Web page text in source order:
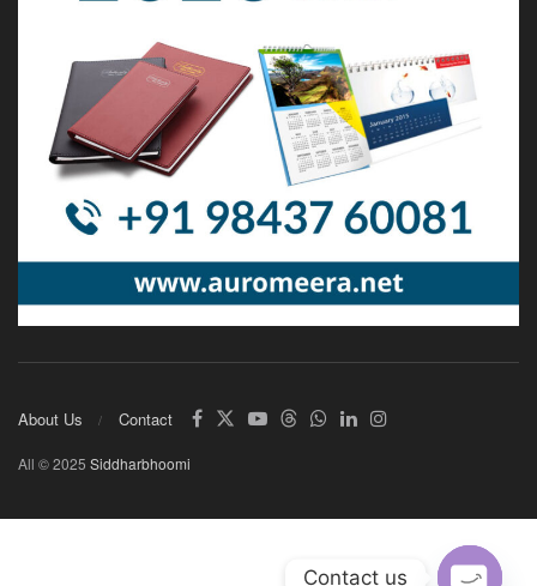
About Us Contact
All © 2025 Siddharbhoomi
Contact us